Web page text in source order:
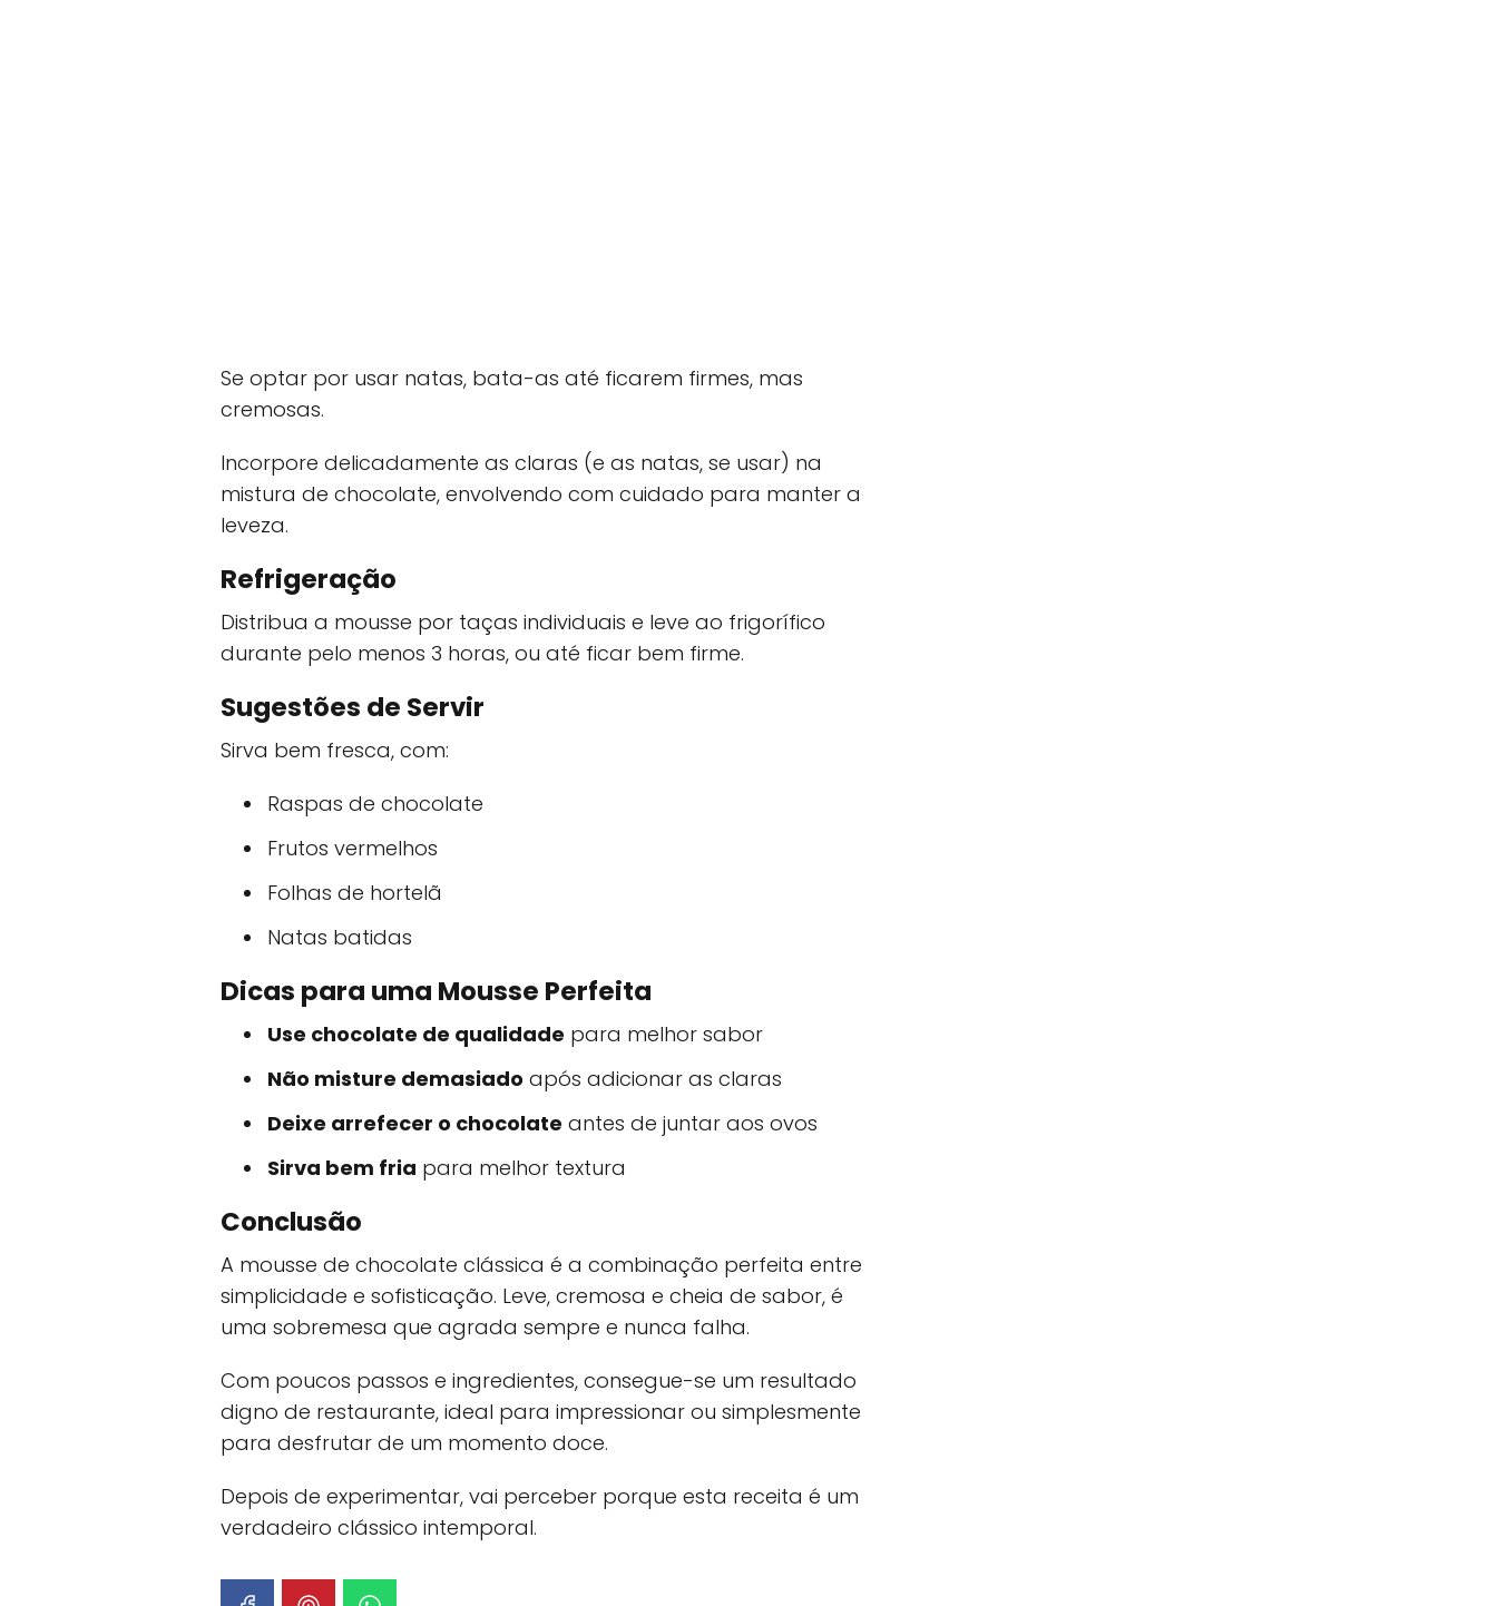
Se optar por usar natas, bata-as até ficarem firmes, mas
cremosas.
Incorpore delicadamente as claras (e as natas, se usar) na
mistura de chocolate, envolvendo com cuidado para manter a
leveza.
Refrigeração
Distribua a mousse por taças individuais e leve ao frigorífico
durante pelo menos 3 horas, ou até ficar bem firme.
Sugestões de Servir
Sirva bem fresca, com:
Raspas de chocolate
Frutos vermelhos
Folhas de hortelã
Natas batidas
Dicas para uma Mousse Perfeita
Use chocolate de qualidade para melhor sabor
Não misture demasiado após adicionar as claras
Deixe arrefecer o chocolate antes de juntar aos ovos
Sirva bem fria para melhor textura
Conclusão
A mousse de chocolate clássica é a combinação perfeita entre
simplicidade e sofisticação. Leve, cremosa e cheia de sabor, é
uma sobremesa que agrada sempre e nunca falha.
Com poucos passos e ingredientes, consegue-se um resultado
digno de restaurante, ideal para impressionar ou simplesmente
para desfrutar de um momento doce.
Depois de experimentar, vai perceber porque esta receita é um
verdadeiro clássico intemporal.